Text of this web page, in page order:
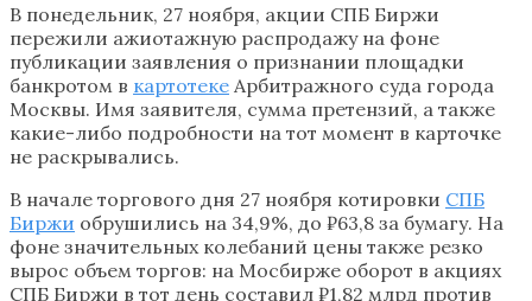
В понедельник, 27 ноября, акции СПБ Биржи
пережили ажиотажную распродажу на фоне
публикации заявления о признании площадки
банкротом в картотеке Арбитражного суда города
Москвы. Имя заявителя, сумма претензий, а также
какие-либо подробности на тот момент в карточке
не раскрывались.
В начале торгового дня 27 ноября котировки СПБ
Биржи обрушились на 34,9%, до ₽63,8 за бумагу. На
фоне значительных колебаний цены также резко
вырос объем торгов: на Мосбирже оборот в акциях
СПБ Биржи в тот день составил ₽1,82 млрд против